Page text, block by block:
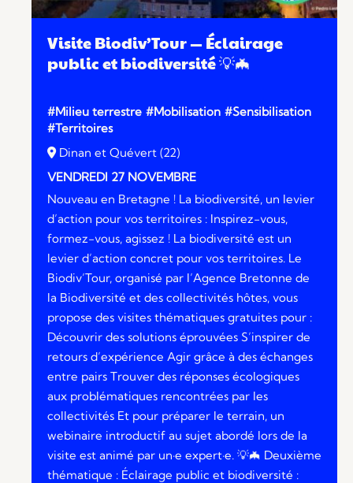
Visite Biodiv’Tour — Éclairage
public et biodiversité 💡🦇
#Milieu terrestre #Mobilisation #Sensibilisation
#Territoires
Dinan et Quévert (22)
VENDREDI 27 NOVEMBRE
Nouveau en Bretagne ! La biodiversité, un levier
d’action pour vos territoires : Inspirez-vous,
formez-vous, agissez ! La biodiversité est un
levier d’action concret pour vos territoires. Le
Biodiv’Tour, organisé par l’Agence Bretonne de
la Biodiversité et des collectivités hôtes, vous
propose des visites thématiques gratuites pour :
Découvrir des solutions éprouvées S’inspirer de
retours d’expérience Agir grâce à des échanges
entre pairs Trouver des réponses écologiques
aux problématiques rencontrées par les
collectivités Et pour préparer le terrain, un
webinaire introductif au sujet abordé lors de la
visite est animé par un·e expert·e. 💡🦇 Deuxième
thématique : Éclairage public et biodiversité :